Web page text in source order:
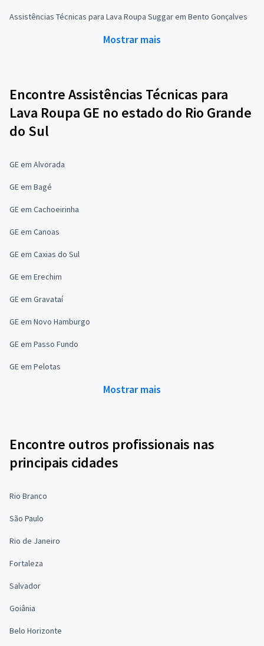
Assistências Técnicas para Lava Roupa Suggar em Bento Gonçalves
Mostrar mais
Encontre Assistências Técnicas para
Lava Roupa GE no estado do Rio Grande
do Sul
GE em Alvorada
GE em Bagé
GE em Cachoeirinha
GE em Canoas
GE em Caxias do Sul
GE em Erechim
GE em Gravataí
GE em Novo Hamburgo
GE em Passo Fundo
GE em Pelotas
Mostrar mais
Encontre outros profissionais nas
principais cidades
Rio Branco
São Paulo
Rio de Janeiro
Fortaleza
Salvador
Goiânia
Belo Horizonte